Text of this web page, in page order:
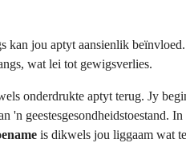
kan jou aptyt aansienlik
wat lei tot gewigsverlies.
onderdrukte aptyt terug. Jy
'n
is dikwels jou liggaam wat